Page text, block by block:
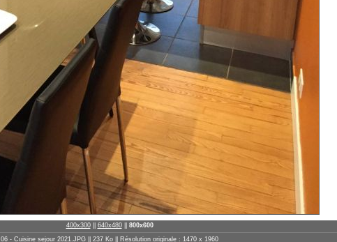
400x300|| 640x480|| 800x600
06 - Cuisine sejour 2021.JPG || 237 Ko || Résolution originale : 1470 x 1960